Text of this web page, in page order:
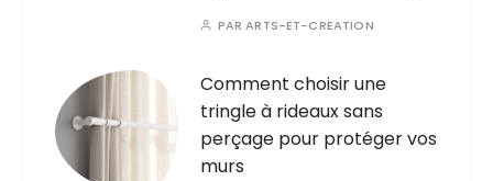
PARARTS-ET-CREATION
Comment choisir une
tringle à rideaux sans
perçage pour protéger vos
murs